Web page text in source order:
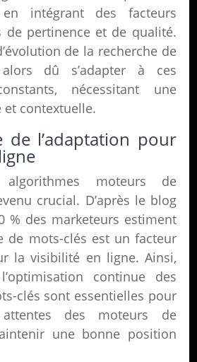
intégrant des facteurs
de pertinence et de qualité.
de la recherche de
dû s’adapter à ces
nécessitant une
et contextuelle.
de l’adaptation pour
algorithmes moteurs de
crucial. D’après le blog
% des marketeurs estiment
de mots-clés est un facteur
la visibilité en ligne. Ainsi,
continue des
clés sont essentielles pour
des moteurs de
une bonne position